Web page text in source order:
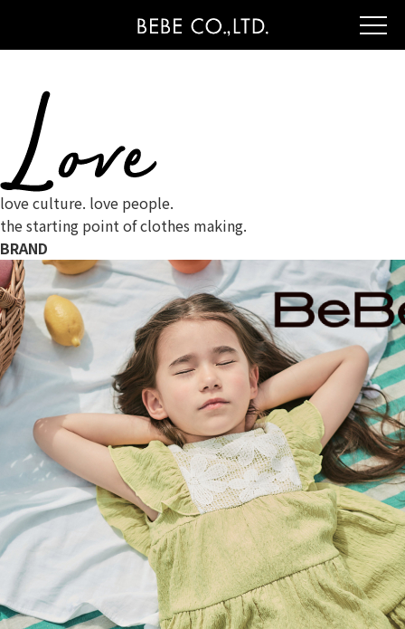
love culture. love people.
the starting point of clothes making.
BRAND